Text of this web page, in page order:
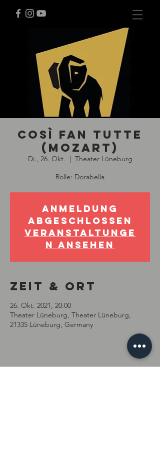
Così fan tutte
(Mozart)
Di., 26. Okt.
  |
Theater Lüneburg
Rolle: Dorabella
Anmeldung
abgeschlossen
Veranstaltunge
n ansehen
Zeit & Ort
26. Okt. 2021, 20:00
Theater Lüneburg, Theater Lüneburg,
21335 Lüneburg, Germany